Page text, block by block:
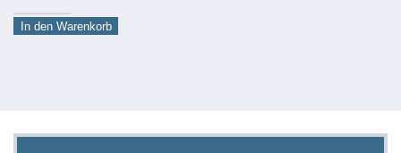
1.4305
In den Warenkorb